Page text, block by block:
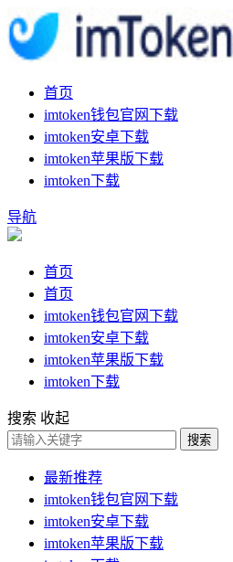
首页
imtoken钱包官网下载
imtoken安卓下载
imtoken苹果版下载
imtoken下载
导航
首页
首页
imtoken钱包官网下载
imtoken安卓下载
imtoken苹果版下载
imtoken下载
搜索 收起
搜索
最新推荐
imtoken钱包官网下载
imtoken安卓下载
imtoken苹果版下载